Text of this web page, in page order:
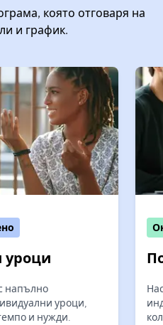
която отговаря на
и график.
уроци
напълно
уроци,
и нужди.